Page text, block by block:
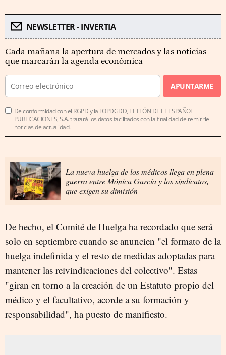
NEWSLETTER - INVERTIA
Cada mañana la apertura de mercados y las noticias
que marcarán la agenda económica
APUNTARME
De conformidad con el RGPD y la LOPDGDD, EL LEÓN DE EL ESPAÑOL
PUBLICACIONES, S.A. tratará los datos facilitados con la finalidad de remitirle
noticias de actualidad.
La nueva huelga de los médicos llega en plena
guerra entre Mónica García y los sindicatos,
que exigen su dimisión
De hecho, el Comité de Huelga ha recordado que será
solo en septiembre cuando se anuncien "el formato de la
huelga indefinida y el resto de medidas adoptadas para
mantener las reivindicaciones del colectivo". Estas
"giran en torno a la creación de un Estatuto propio del
médico y el facultativo, acorde a su formación y
responsabilidad", ha puesto de manifiesto.